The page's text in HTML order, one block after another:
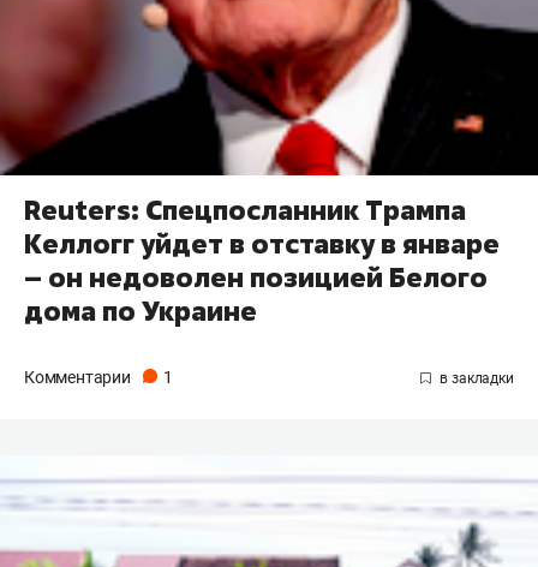
Reuters: Спецпосланник Трампа
Келлогг уйдет в отставку в январе
– он недоволен позицией Белого
дома по Украине
Комментарии 1